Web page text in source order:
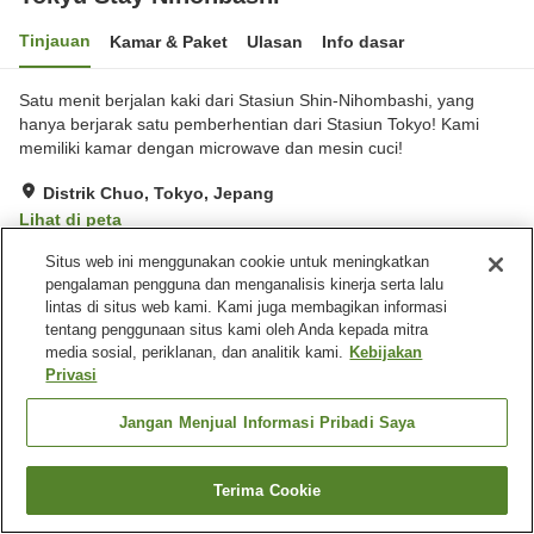
Tinjauan Kamar & Paket Ulasan Info dasar
Satu menit berjalan kaki dari Stasiun Shin-Nihombashi, yang
hanya berjarak satu pemberhentian dari Stasiun Tokyo! Kami
memiliki kamar dengan microwave dan mesin cuci!
Distrik Chuo, Tokyo, Jepang
Lihat di peta
Sangat baik Ulasan: 237
Fasilitas properti
Spa / Salon kecantikan
Mesin penjual otomatis
Pengiriman ke rumah
Beranda Jepang Tokyo
Distrik Chuo
Tokyu Stay Nihonbashi
Cari kamar
Situs web ini menggunakan cookie untuk meningkatkan
pengalaman pengguna dan menganalisis kinerja serta lalu
lintas di situs web kami. Kami juga membagikan informasi
tentang penggunaan situs kami oleh Anda kepada mitra
media sosial, periklanan, dan analitik kami. Kebijakan
Privasi
Jangan Menjual Informasi Pribadi Saya
Terima Cookie